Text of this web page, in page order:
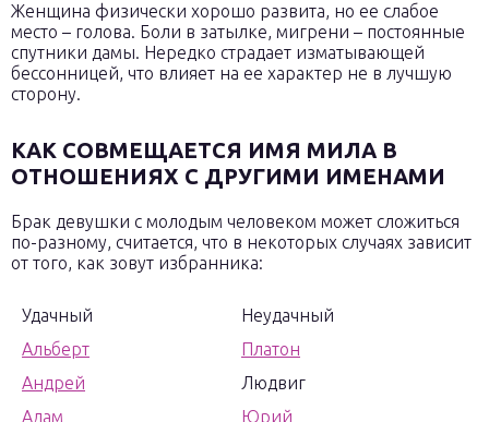
Женщина физически хорошо развита, но ее слабое
место – голова. Боли в затылке, мигрени – постоянные
спутники дамы. Нередко страдает изматывающей
бессонницей, что влияет на ее характер не в лучшую
сторону.
КАК СОВМЕЩАЕТСЯ ИМЯ МИЛА В
ОТНОШЕНИЯХ С ДРУГИМИ ИМЕНАМИ
Брак девушки с молодым человеком может сложиться
по-разному, считается, что в некоторых случаях зависит
от того, как зовут избранника:
Удачный
Неудачный
Альберт
Платон
Андрей
Людвиг
Адам
Юрий